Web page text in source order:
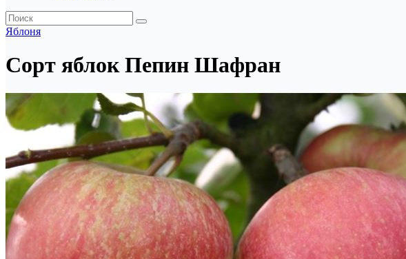
Яблоня
Сорт яблок Пепин Шафран